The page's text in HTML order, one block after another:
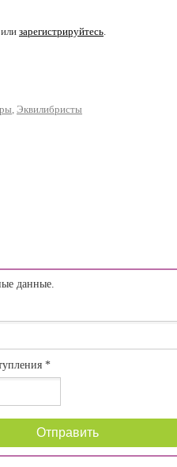
или зарегистрируйтесь.
, Эквилибристы
данные.
*
Отправить